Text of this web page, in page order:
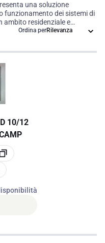
una soluzione
funzionamento dei sistemi di
ambito residenziale e
per convertire la
durata, risultando quindi
operativa dei sistemi
Ordina per
10/12